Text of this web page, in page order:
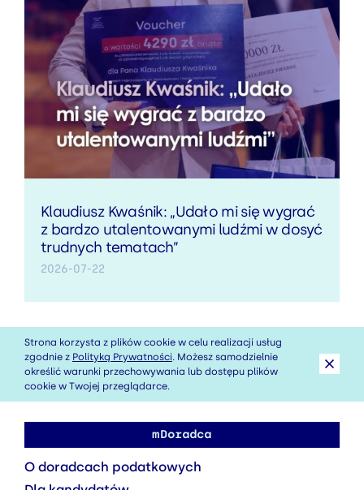
Klaudiusz Kwaśnik: „Udało mi się wygrać
z bardzo utalentowanymi ludźmi w dosyć
trudnych tematach”
2026-07-22
Strona korzysta z plików cookie w celu realizacji usług
zgodnie z Polityką Prywatności . Możesz samodzielnie
określić warunki przechowywania lub dostępu plików
cookie w Twojej przeglądarce.
mDoradca
O doradcach podatkowych